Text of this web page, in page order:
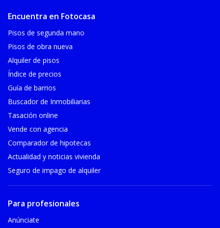
Encuentra en Fotocasa
Pisos de segunda mano
Pisos de obra nueva
Alquiler de pisos
Índice de precios
Guía de barrios
Buscador de Inmobiliarias
Tasación online
Vende con agencia
Comparador de hipotecas
Actualidad y noticias vivienda
Seguro de impago de alquiler
Para profesionales
Anúnciate